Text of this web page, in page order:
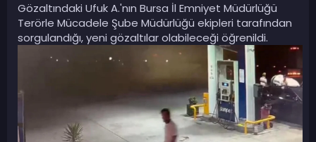
Gözaltındaki Ufuk A.'nın Bursa İl Emniyet Müdürlüğü
Terörle Mücadele Şube Müdürlüğü ekipleri tarafından
sorgulandığı, yeni gözaltılar olabileceği öğrenildi.